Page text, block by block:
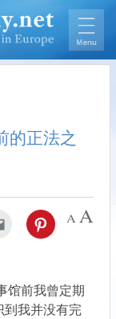
的正法之
馆前我曾定期
到我并没有完